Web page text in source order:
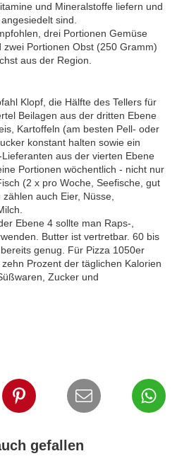
und Mineralstoffe liefern und
sind.
drei Portionen Gemüse
Portionen Obst (250 Gramm)
aus der Region.
Klopf, die Hälfte des Tellers für
Beilagen aus der dritten Ebene
Kartoffeln (am besten Pell- oder
konstant halten sowie ein
aus der vierten Ebene
Portionen wöchentlich - nicht nur
(2 x pro Woche, Seefische, gut
auch Eier, Nüsse,
Ebene 4 sollte man Raps-,
Butter ist vertretbar. 60 bis
genug. Für Pizza 1050er
Prozent der täglichen Kalorien
Zucker und
gefallen